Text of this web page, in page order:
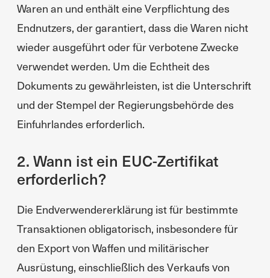
Waren an und enthält eine Verpflichtung des
Endnutzers, der garantiert, dass die Waren nicht
wieder ausgeführt oder für verbotene Zwecke
verwendet werden. Um die Echtheit des
Dokuments zu gewährleisten, ist die Unterschrift
und der Stempel der Regierungsbehörde des
Einfuhrlandes erforderlich.
2. Wann ist ein EUC-Zertifikat
erforderlich?
Die Endverwendererklärung ist für bestimmte
Transaktionen obligatorisch, insbesondere für
den Export von Waffen und militärischer
Ausrüstung, einschließlich des Verkaufs von